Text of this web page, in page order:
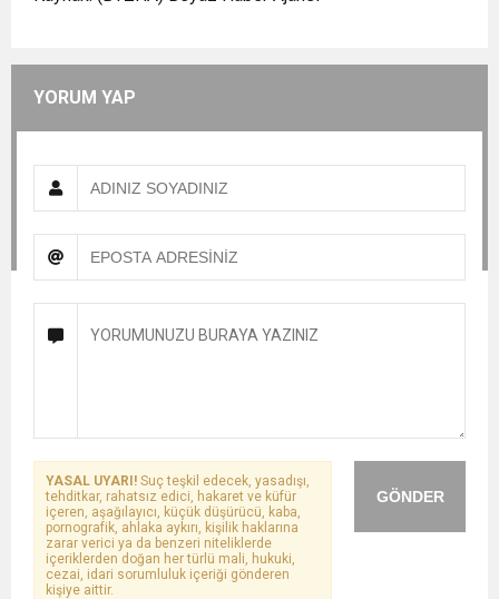
YORUM YAP
GÖNDER
YASAL UYARI! Suç teşkil edecek, yasadışı,
tehditkar, rahatsız edici, hakaret ve küfür
içeren, aşağılayıcı, küçük düşürücü, kaba,
pornografik, ahlaka aykırı, kişilik haklarına
zarar verici ya da benzeri niteliklerde
içeriklerden doğan her türlü mali, hukuki,
cezai, idari sorumluluk içeriği gönderen
kişiye aittir.